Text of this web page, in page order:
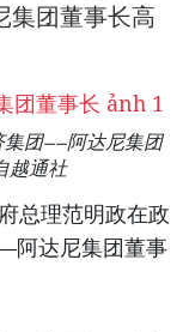
集团董事长高
团——阿达尼集团
越通社
总理范明政在政
阿达尼集团董事